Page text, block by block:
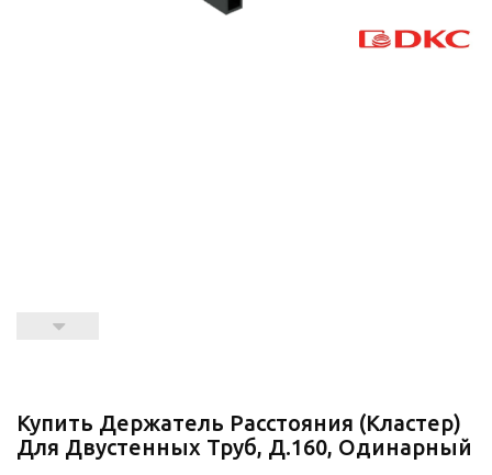
Купить Держатель Расстояния (кластер)
Для Двустенных Труб, Д.160, Одинарный